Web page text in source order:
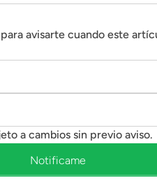
avisarte cuando este